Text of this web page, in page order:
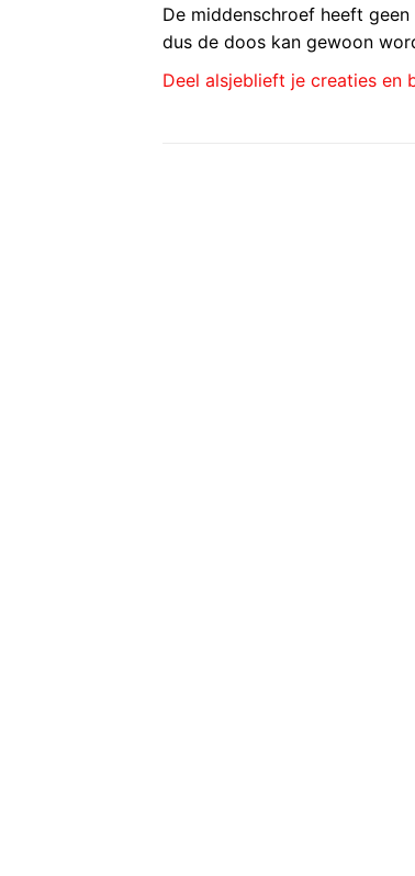
De middenschroef heeft
dus de doos kan gewoon
Deel alsjeblieft je creaties en